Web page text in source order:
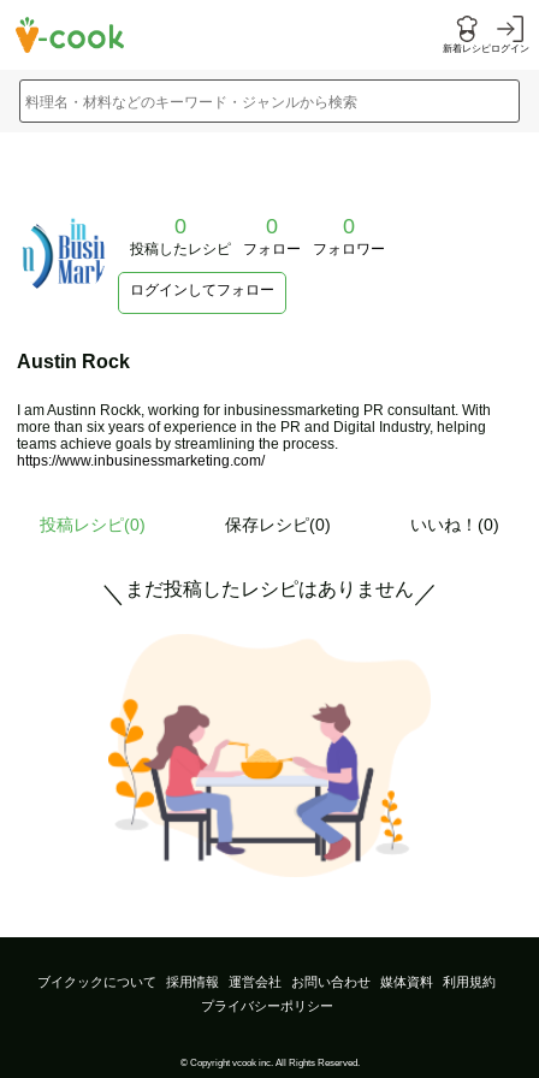
新着レシピログイン
料理名・材料などのキーワード・ジャンルから検索
0
投稿したレシピ
0
フォロー
0
フォロワー
ログインしてフォロー
Austin Rock
I am Austinn Rockk, working for inbusinessmarketing PR consultant. With
more than six years of experience in the PR and Digital Industry, helping
teams achieve goals by streamlining the process.
https://www.inbusinessmarketing.com/
投稿レシピ(0) 保存レシピ(0) いいね！(0)
＼ まだ投稿したレシピはありません ／
ブイクックについて 採用情報 運営会社 お問い合わせ 媒体資料
利用規約
プライバシーポリシー
© Copyright vcook inc. All Rights Reserved.